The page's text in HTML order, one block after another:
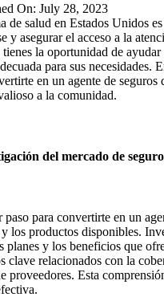
On: July 28, 2023
de salud en Estados Unidos
y asegurar el acceso a la
tienes la oportunidad de
para sus necesidades.
en un agente de
a la comunidad.
del mercado de
para convertirte en un
los productos disponibles.
planes y los beneficios que
clave relacionados con la
proveedores. Esta